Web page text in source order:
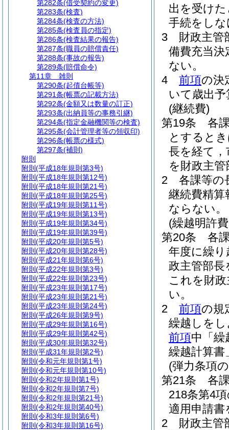
出を受け
手続をし
3
財政主管
備費充当
ない。
4
前項の決
いて歳出
(継続費)
第19条
各
とすると
長を経て
を財政主
2
各課等の
継続費精
ならない。
(繰越明許
第20条
各
年度に繰
政主管部
これを財
い。
2
前項の規
繰越しを
前項中「繰
繰越計算
(弾力条項
第21条
各
218条第4
適用申請
2
財政主管
第282条(借受契約の変更)
第283条(検査)
第284条(検査の方法)
第285条(検査員の指定)
第286条(検査結果の報告)
第287条(職員の賠償責任)
第288条(事故の報告)
第289条(賠償命令)
第11章
雑則
第290条(起債台帳等)
第291条(帳票の記載方法)
第292条(金額又は数量の訂正)
第293条(出納員等の事務引継)
第294条(指定金融機関等の検査)
第295条(会計管理者等の領収印)
第296条(帳票の様式)
第297条(補則)
附則
附則 (平成18年規則第3号)
附則 (平成18年規則第12号)
附則 (平成18年規則第21号)
附則 (平成18年規則第25号)
附則 (平成19年規則第11号)
附則 (平成19年規則第13号)
附則 (平成19年規則第34号)
附則 (平成19年規則第39号)
附則 (平成20年規則第5号)
附則 (平成20年規則第28号)
附則 (平成21年規則第6号)
附則 (平成22年規則第3号)
附則 (平成22年規則第23号)
附則 (平成23年規則第17号)
附則 (平成23年規則第21号)
附則 (平成23年規則第24号)
附則 (平成26年規則第9号)
附則 (平成29年規則第16号)
附則 (平成29年規則第42号)
附則 (平成30年規則第32号)
附則 (平成31年規則第2号)
附則 (令和元年規則第1号)
附則 (令和元年規則第10号)
附則 (令和2年規則第1号)
附則 (令和2年規則第7号)
附則 (令和2年規則第21号)
附則 (令和2年規則第40号)
附則 (令和3年規則第6号)
附則 (令和3年規則第16号)